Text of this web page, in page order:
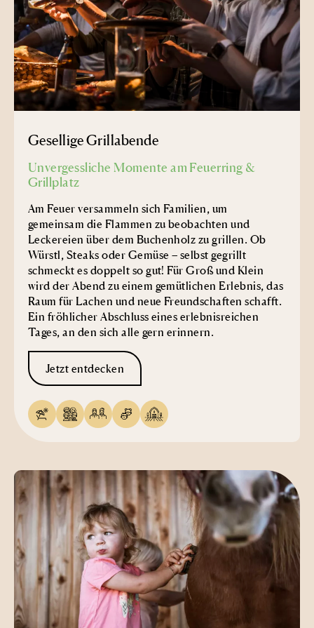
Gesellige Grillabende
Unvergessliche Momente am Feuerring &
Grillplatz
Am Feuer versammeln sich Familien, um
gemeinsam die Flammen zu beobachten und
Leckereien über dem Buchenholz zu grillen. Ob
Würstl, Steaks oder Gemüse – selbst gegrillt
schmeckt es doppelt so gut! Für Groß und Klein
wird der Abend zu einem gemütlichen Erlebnis, das
Raum für Lachen und neue Freundschaften schafft.
Ein fröhlicher Abschluss eines erlebnisreichen
Tages, an den sich alle gern erinnern.
Jetzt entdecken